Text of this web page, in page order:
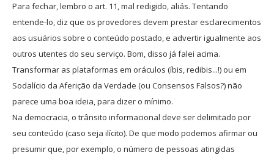
Para fechar, lembro o art. 11, mal redigido, aliás. Tentando
entende-lo, diz que os provedores devem prestar esclarecimentos
aos usuários sobre o conteúdo postado, e advertir igualmente aos
outros utentes do seu serviço. Bom, disso já falei acima.
Transformar as plataformas em oráculos (íbis, redibis...!) ou em
Sodalício da Aferição da Verdade (ou Consensos Falsos?) não
parece uma boa ideia, para dizer o mínimo.
Na democracia, o trânsito informacional deve ser delimitado por
seu conteúdo (caso seja ilícito). De que modo podemos afirmar ou
presumir que, por exemplo, o número de pessoas atingidas